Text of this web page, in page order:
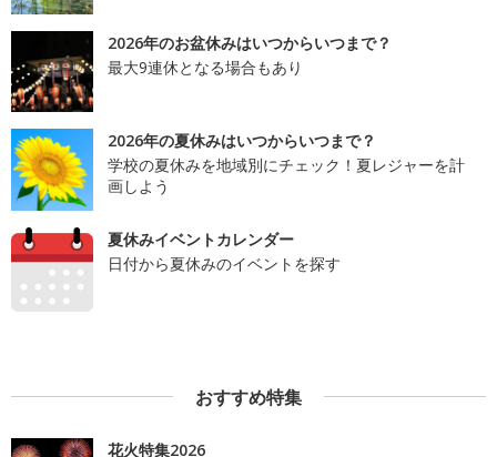
2026年のお盆休みはいつからいつまで？
最大9連休となる場合もあり
2026年の夏休みはいつからいつまで？
学校の夏休みを地域別にチェック！夏レジャーを計
画しよう
夏休みイベントカレンダー
日付から夏休みのイベントを探す
おすすめ特集
花火特集2026